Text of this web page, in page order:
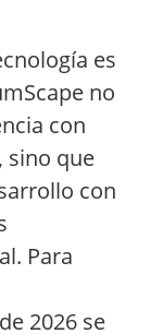
es
no
con
sino que
con
Para
2026 se